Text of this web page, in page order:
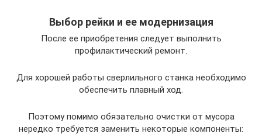
Выбор рейки и ее модернизация
После ее приобретения следует выполнить
профилактический ремонт.
Для хорошей работы сверлильного станка необходимо
обеспечить плавный ход.
Поэтому помимо обязательно очистки от мусора
нередко требуется заменить некоторые компоненты: